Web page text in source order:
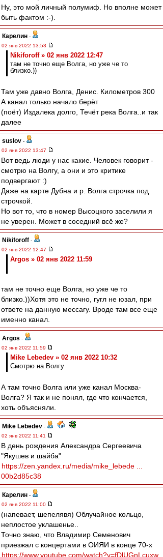
Ну, это мой личный полумиф. Но вполне может
быть фактом :-).
Карелин -
02 янв 2022 13:53
Nikiforoff » 02 янв 2022 12:47
там не точно еще Волга, но уже че то
близко.))
Там уже давно Волга, Денис. Километров 300
А канал только начало берёт
(поёт) Издалека долго, Течёт река Волга..и так
далее
suslov -
02 янв 2022 13:47
Вот ведь люди у нас какие. Человек говорит -
смотрю на Волгу, а они и это критике
подвергают :)
Даже на карте Дубна и р. Волга строчка под
строчкой.
Но вот то, что в номер Высоцкого заселили я
не уверен. Может в соседний всё же?
Nikiforoff -
02 янв 2022 12:47
Argos » 02 янв 2022 11:59
там не точно еще Волга, но уже че то
близко.))Хотя это не точно, гугл не юзал, при
ответе на данную мессагу. Вроде там все еще
именно канал.
Argos -
02 янв 2022 11:59
Mike Lebedev » 02 янв 2022 10:32
Смотрю на Волгу
А там точно Волга или уже канал Москва-
Волга? Я так и не понял, где что кончается,
хоть объясняли.
Mike Lebedev -
02 янв 2022 11:41
В день рождения Александра Сергеевича
"Якушев и шайба"
https://zen.yandex.ru/media/mike_lebede ...
00b2d85c38
Карелин -
02 янв 2022 11:00
(напевает, шепелявя) Облучайное кольцо,
неплостое уклашенье..
Точно знаю, что Владимир Семенович
приезжал с концертами в ОИЯИ в конце 70-х
https://www.youtube.com/watch?v=fDlUGnLcuxw